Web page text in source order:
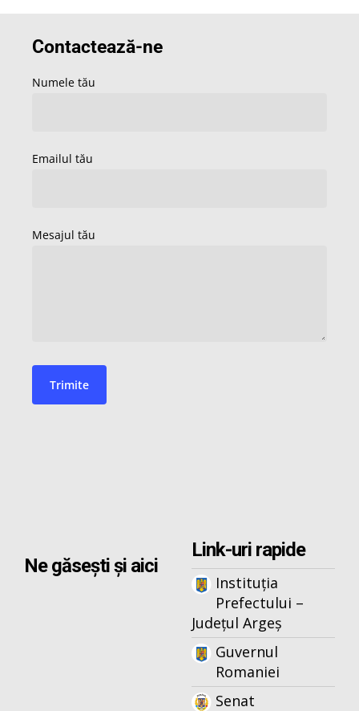
Ne găsești și aici
Link-uri rapide
Instituția
Prefectului –
Județul Argeș
Guvernul
Romaniei
Senat